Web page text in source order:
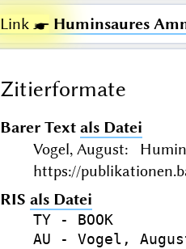
Link ☛ Huminsaures
Zitierformate
Barer Text als Datei
Vogel, August:
https://
RIS als Datei
TY - BOOK
AU - Vogel,